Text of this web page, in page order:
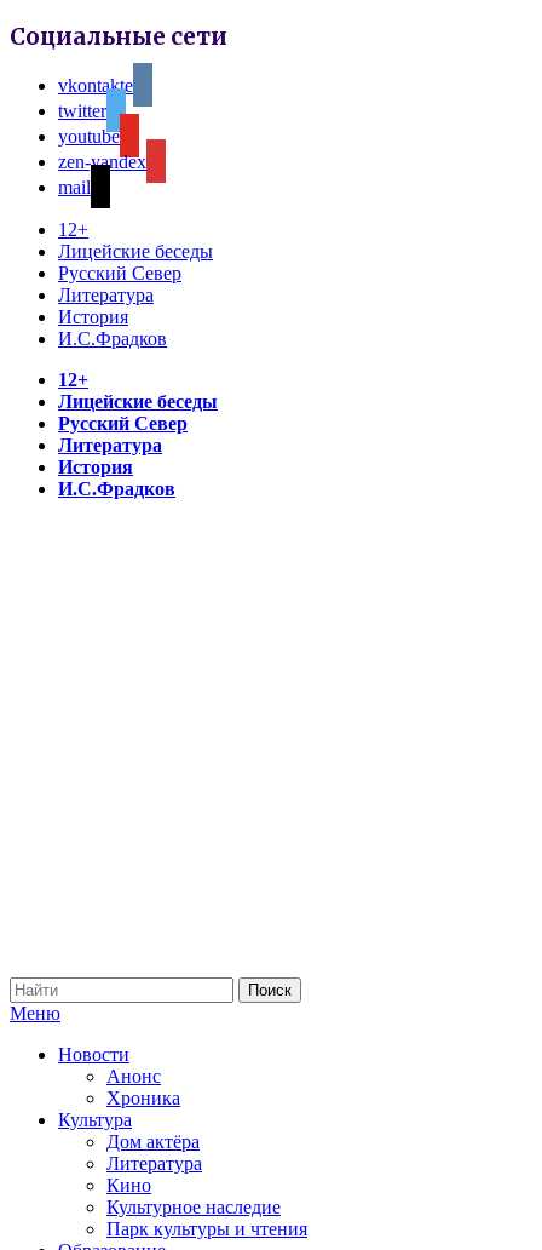
Социальные сети
vkontakte
twitter
youtube
zen-yandex
mail
12+
Лицейские беседы
Русский Север
Литература
История
И.С.Фрадков
12+
Лицейские беседы
Русский Север
Литература
История
И.С.Фрадков
Меню
Новости
Анонс
Хроника
Культура
Дом актёра
Литература
Кино
Культурное наследие
Парк культуры и чтения